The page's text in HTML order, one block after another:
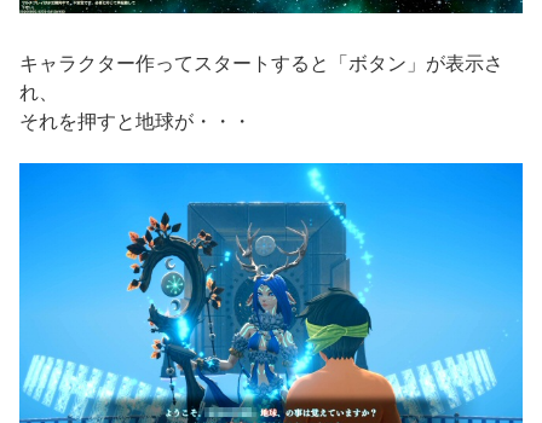
キャラクター作ってスタートすると「ボタン」が表示さ
れ、
それを押すと地球が・・・